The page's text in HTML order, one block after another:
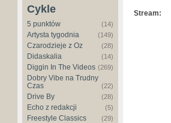
Cykle
5 punktów (14)
Artysta tygodnia (149)
Czarodzieje z Oz (28)
Didaskalia (14)
Diggin In The Videos (269)
Dobry Vibe na Trudny
Czas
(22)
Drive By (28)
Echo z redakcji (5)
Freestyle Classics (29)
Stream: